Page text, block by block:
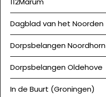
Dagblad van het Noorden
Dorpsbelangen Noordhorn
Dorpsbelangen Oldehove
In de Buurt (Groningen)